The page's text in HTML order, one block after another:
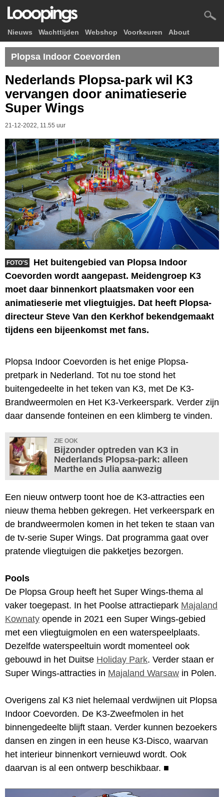
Nieuws Wachttijden Webshop Voorkeuren About
Plopsa Indoor Coevorden
Nederlands Plopsa-park wil K3
vervangen door animatieserie
Super Wings
21-12-2022, 11.55 uur
FOTO'S
Het buitengebied van Plopsa Indoor
Coevorden wordt aangepast. Meidengroep K3
moet daar binnenkort plaatsmaken voor een
animatieserie met vliegtuigjes. Dat heeft Plopsa-
directeur Steve Van den Kerkhof bekendgemaakt
tijdens een bijeenkomst met fans.
Plopsa Indoor Coevorden is het enige Plopsa-
pretpark in Nederland. Tot nu toe stond het
buitengedeelte in het teken van K3, met De K3-
Brandweermolen en Het K3-Verkeerspark. Verder zijn
daar dansende fonteinen en een klimberg te vinden.
ZIE OOK
Bijzonder optreden van K3 in
Nederlands Plopsa-park: alleen
Marthe en Julia aanwezig
Een nieuw ontwerp toont hoe de K3-attracties een
nieuw thema hebben gekregen. Het verkeerspark en
de brandweermolen komen in het teken te staan van
de tv-serie Super Wings. Dat programma gaat over
pratende vliegtuigen die pakketjes bezorgen.
Pools
De Plopsa Group heeft het Super Wings-thema al
vaker toegepast. In het Poolse attractiepark Majaland
Kownaty opende in 2021 een Super Wings-gebied
met een vliegtuigmolen en een waterspeelplaats.
Dezelfde waterspeeltuin wordt momenteel ook
gebouwd in het Duitse Holiday Park. Verder staan er
Super Wings-attracties in Majaland Warsaw in Polen.
Overigens zal K3 niet helemaal verdwijnen uit Plopsa
Indoor Coevorden. De K3-Zweefmolen in het
binnengedeelte blijft staan. Verder kunnen bezoekers
dansen en zingen in een heuse K3-Disco, waarvan
het interieur binnenkort vernieuwd wordt. Ook
daarvan is al een ontwerp beschikbaar. ■